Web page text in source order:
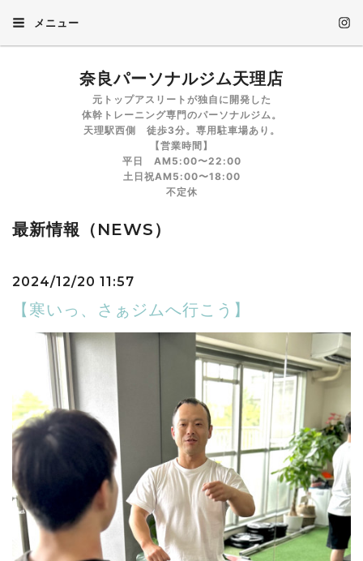
メニュー
奈良パーソナルジム天理店
元トップアスリートが独自に開発した
体幹トレーニング専門のパーソナルジム。
天理駅西側 徒歩3分。専用駐車場あり。
【営業時間】
平日 AM5:00〜22:00
土日祝AM5:00〜18:00
不定休
最新情報（NEWS）
2024/12/20 11:57
【寒いっ、さぁジムへ行こう】